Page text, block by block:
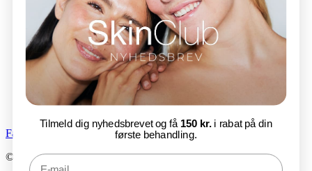
E-mail
Tilmeld nu
Facebook-f
Instagram
© SkinClub 2025
Tilmeld dig nyhedsbrevet og få 150 kr.i rabat på din
første behandling.